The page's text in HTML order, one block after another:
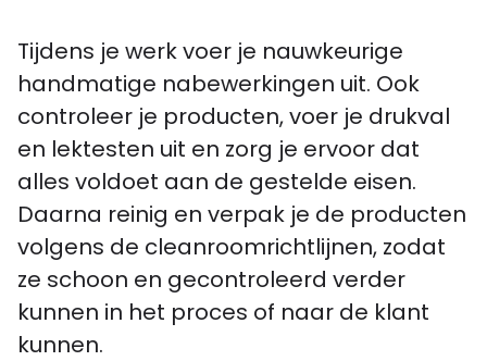
Tijdens je werk voer je nauwkeurige
handmatige nabewerkingen uit. Ook
controleer je producten, voer je drukval
en lektesten uit en zorg je ervoor dat
alles voldoet aan de gestelde eisen.
Daarna reinig en verpak je de producten
volgens de cleanroomrichtlijnen, zodat
ze schoon en gecontroleerd verder
kunnen in het proces of naar de klant
kunnen.